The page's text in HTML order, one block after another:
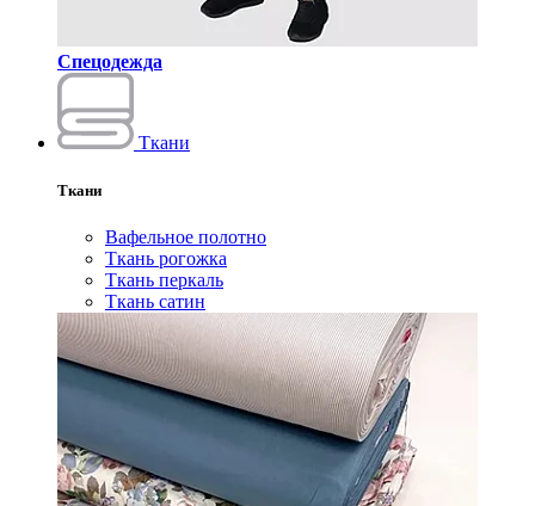
Спецодежда
Ткани
Ткани
Вафельное полотно
Ткань рогожка
Ткань перкаль
Ткань сатин